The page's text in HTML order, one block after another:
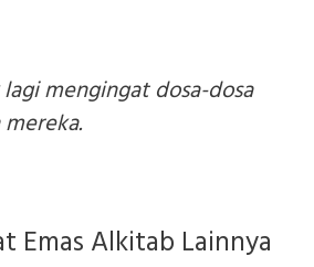
mengingat dosa-dosa
Emas Alkitab Lainnya